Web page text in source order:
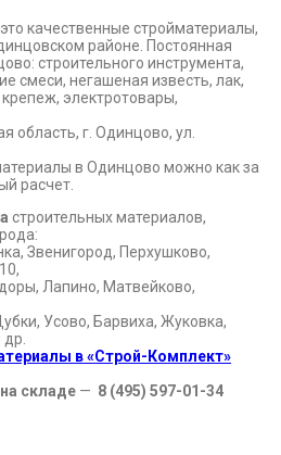
качественные стройматериалы,
районе. Постоянная
строительного инструмента,
смеси, негашеная известь, лак,
электротовары,
область, г. Одинцово, ул.
в Одинцово можно как за
расчет.
строительных материалов,
Звенигород, Перхушково,
Лапино, Матвейково,
Усово, Барвиха, Жуковка,
в «Строй-Комплект»
складе — 8 (495) 597-01-34